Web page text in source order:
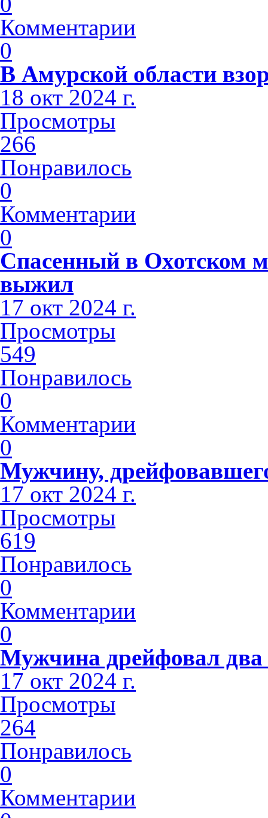
Комментарии
0
В Амурской области
18 окт 2024 г.
Просмотры
266
Понравилось
0
Комментарии
0
Спасенный в Охотском
выжил
17 окт 2024 г.
Просмотры
549
Понравилось
0
Комментарии
0
Мужчину,
17 окт 2024 г.
Просмотры
619
Понравилось
0
Комментарии
0
Мужчина дрейфовал два
17 окт 2024 г.
Просмотры
264
Понравилось
0
Комментарии